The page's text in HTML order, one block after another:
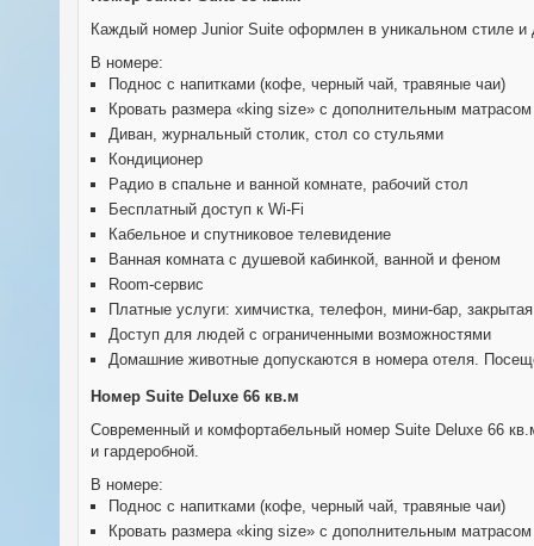
Каждый номер Junior Suite оформлен в уникальном стиле
В номере:
Поднос с напитками (кофе, черный чай, травяные чаи)
Кровать размера «king size» с дополнительным
Диван, журнальный столик, стол со стульями
Кондиционер
Радио в спальне и ванной комнате, рабочий стол
Бесплатный доступ к Wi-Fi
Кабельное и спутниковое телевидение
Ванная комната с душевой кабинкой, ванной и феном
Room-сервис
Платные услуги: химчистка, телефон, мини-бар, закрытая
Доступ для людей с ограниченными возможностями
Домашние животные допускаются в номера отеля.
Номер Suite Deluxe 66 кв.м
Современный и комфортабельный номер Suite Deluxe 66
и гардеробной.
В номере:
Поднос с напитками (кофе, черный чай, травяные чаи)
Кровать размера «king size» с дополнительным